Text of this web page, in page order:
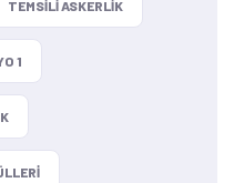
TEMSILI ASKERLIK
1